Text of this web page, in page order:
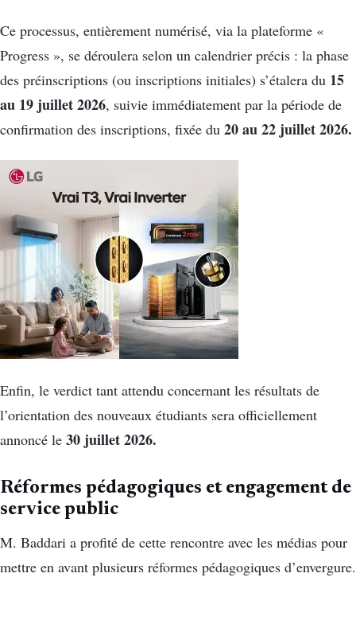
Ce processus, entièrement numérisé, via la plateforme «
Progress », se déroulera selon un calendrier précis : la phase
des préinscriptions (ou inscriptions initiales) s’étalera du 15
au 19 juillet 2026, suivie immédiatement par la période de
confirmation des inscriptions, fixée du 20 au 22 juillet 2026.
Enfin, le verdict tant attendu concernant les résultats de
l’orientation des nouveaux étudiants sera officiellement
annoncé le 30 juillet 2026.
Réformes pédagogiques et engagement de
service public
M. Baddari a profité de cette rencontre avec les médias pour
mettre en avant plusieurs réformes pédagogiques d’envergure.